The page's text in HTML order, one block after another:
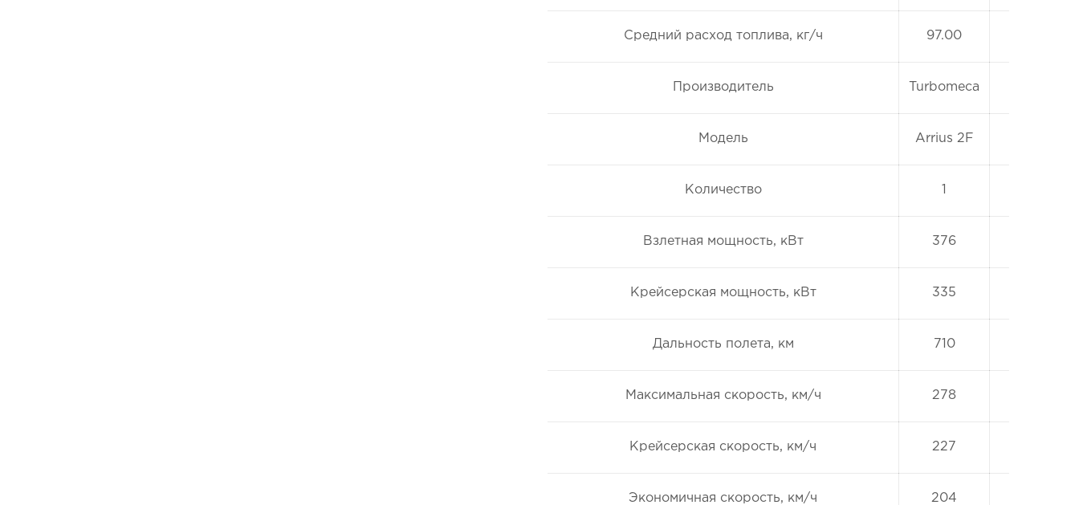
Средний расход топлива, кг/ч 97.00
Производитель Turbomeca
Модель Arrius 2F
Количество
Взлетная мощность, кВт 376
Крейсерская мощность, кВт 335
Дальность полета, км 710
Максимальная скорость, км/ч 278
Крейсерская скорость, км/ч 227
Экономичная скорость, км/ч 204